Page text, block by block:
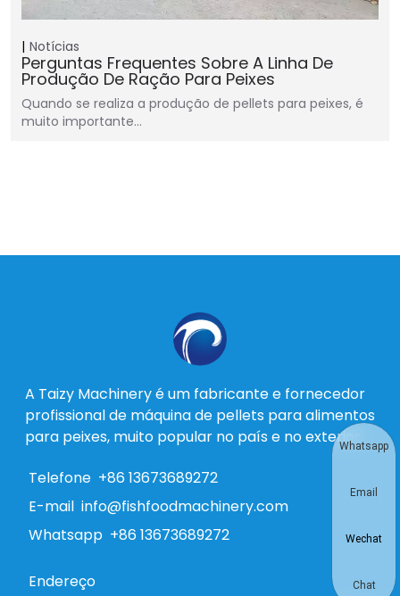
Notícias
Perguntas Frequentes Sobre A Linha De
Produção De Ração Para Peixes
Quando se realiza a produção de pellets para peixes, é
muito importante…
A Taizy Machinery é um fabricante e fornecedor
profissional de máquina de pellets para alimentos
para peixes, muito popular no país e no exterior.
Telefone +86 13673689272
E-mail info@fishfoodmachinery.com
Whatsapp +86 13673689272
Endereço
Whatsapp
Email
Wechat
Chat